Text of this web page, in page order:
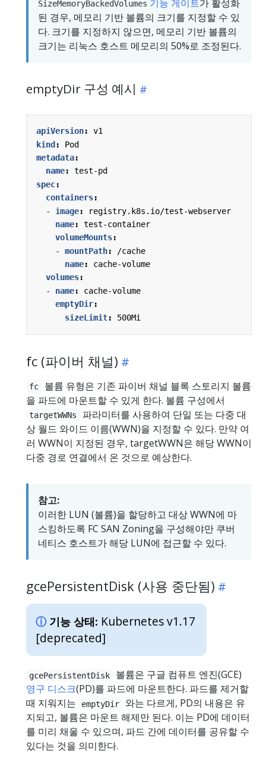
SizeMemoryBackedVolumes 기능 게이트가 활성화
된 경우, 메모리 기반 볼륨의 크기를 지정할 수 있
다. 크기를 지정하지 않으면, 메모리 기반 볼륨의
크기는 리눅스 호스트 메모리의 50%로 조정된다.
emptyDir 구성 예시
apiVersion:
v1
kind:
Pod
metadata:
name:
test-pd
spec:
containers:
- image:
registry.k8s.io/test-webserver
name:
test-container
volumeMounts:
- mountPath:
/cache
name:
cache-volume
volumes:
- name:
cache-volume
emptyDir:
sizeLimit: 500Mi
fc (파이버 채널)
fc
볼륨 유형은 기존 파이버 채널 블록 스토리지 볼륨
을 파드에 마운트할 수 있게 한다. 볼륨 구성에서
targetWWNs
파라미터를 사용하여 단일 또는 다중 대
상 월드 와이드 이름(WWN)을 지정할 수 있다. 만약 여
러 WWN이 지정된 경우, targetWWN은 해당 WWN이
다중 경로 연결에서 온 것으로 예상한다.
참고:
이러한 LUN (볼륨)을 할당하고 대상 WWN에 마
스킹하도록 FC SAN Zoning을 구성해야만 쿠버
네티스 호스트가 해당 LUN에 접근할 수 있다.
gcePersistentDisk (사용 중단됨)
기능 상태: Kubernetes v1.17
[deprecated]
gcePersistentDisk
볼륨은 구글 컴퓨트 엔진(GCE)
영구 디스크(PD)를 파드에 마운트한다. 파드를 제거할
때 지워지는
emptyDir
와는 다르게, PD의 내용은 유
지되고, 볼륨은 마운트 해제만 된다. 이는 PD에 데이터
를 미리 채울 수 있으며, 파드 간에 데이터를 공유할 수
있다는 것을 의미한다.